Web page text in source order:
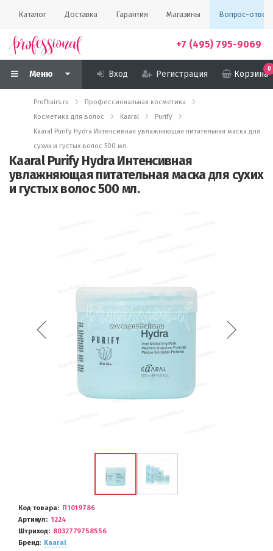
Каталог Доставка Гарантия Магазины Вопрос-ответ
+7 (495) 795-9069
Меню Вход Регистрация Корзина
0
Profhairs.ru
Профессиональная косметика
Косметика для волос
Kaaral
Purify
Kaaral Purify Hydra Интенсивная увлажняющая питательная маска для
сухих и густых волос 500 мл.
Kaaral Purify Hydra Интенсивная
увлажняющая питательная маска для сухих
и густых волос 500 мл.
Код товара
П1019786
Артикул
1224
Штриход
8032779758556
Бренд
Kaaral